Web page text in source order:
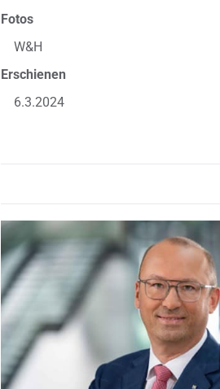
Fotos
W&H
Erschienen
6.3.2024